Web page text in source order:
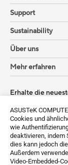
ASUSTeK
Cookies und
wie
deaktivieren, indem
dies kann jedoch
Außerdem
Video-Embedded-
Support
Sustainability
Über uns
Mehr erfahren
Erhalte die